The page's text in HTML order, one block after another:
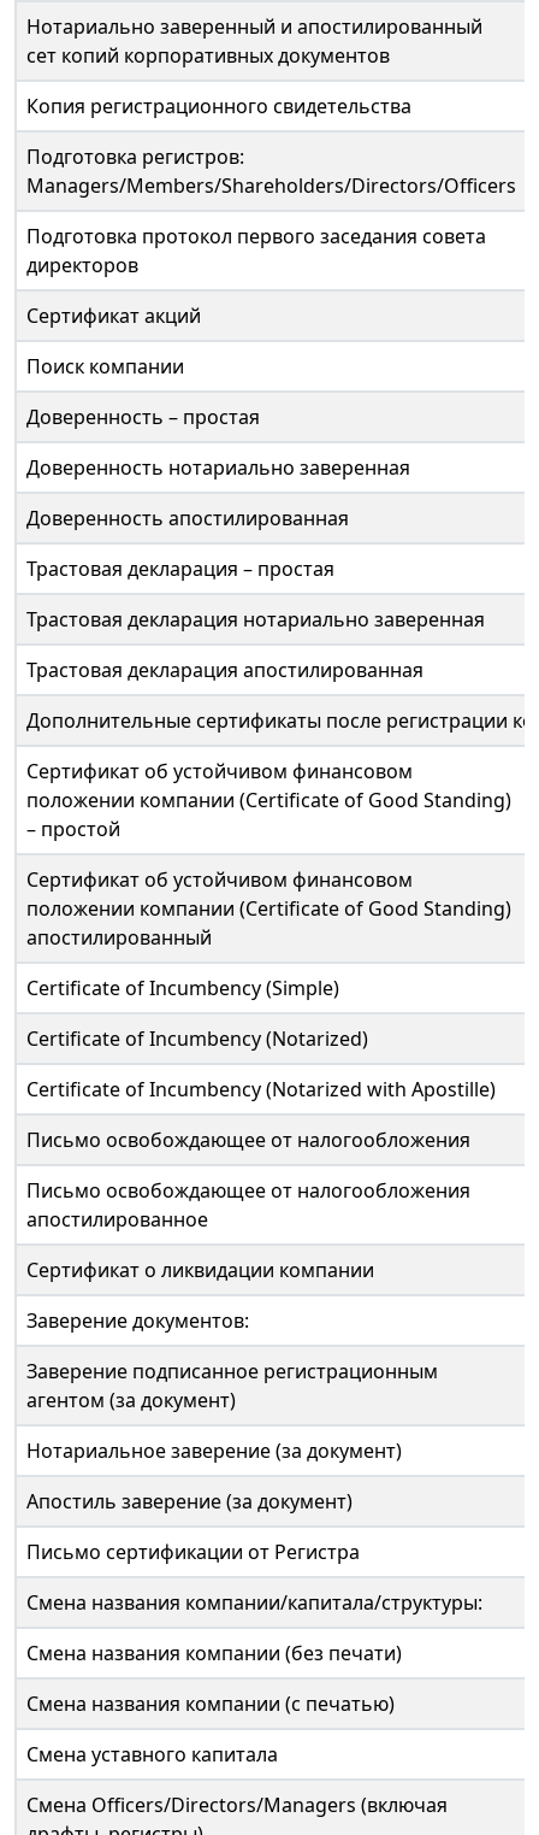
Нотариально заверенный и апостилированный
сет копий корпоративных документов
Копия регистрационного свидетельства
Подготовка регистров:
Managers/Members/Shareholders/Directors/Officers
Подготовка протокол первого заседания совета
директоров
Сертификат акций
Поиск компании
Доверенность – простая
Доверенность нотариально заверенная
Доверенность апостилированная
Трастовая декларация – простая
Трастовая декларация нотариально заверенная
Трастовая декларация апостилированная
Дополнительные сертификаты после регистрации
Сертификат об устойчивом финансовом
положении компании (Certificate of Good Standing)
– простой
Сертификат об устойчивом финансовом
положении компании (Certificate of Good Standing)
апостилированный
Certificate of Incumbency (Simple)
Certificate of Incumbency (Notarized)
Certificate of Incumbency (Notarized with Apostille)
Письмо освобождающее от налогообложения
Письмо освобождающее от налогообложения
апостилированное
Сертификат о ликвидации компании
Заверение документов:
Заверение подписанное регистрационным
агентом (за документ)
Нотариальное заверение (за документ)
Апостиль заверение (за документ)
Письмо сертификации от Регистра
Смена названия компании/капитала/структуры:
Смена названия компании (без печати)
Смена названия компании (с печатью)
Смена уставного капитала
Смена Officers/Directors/Managers (включая